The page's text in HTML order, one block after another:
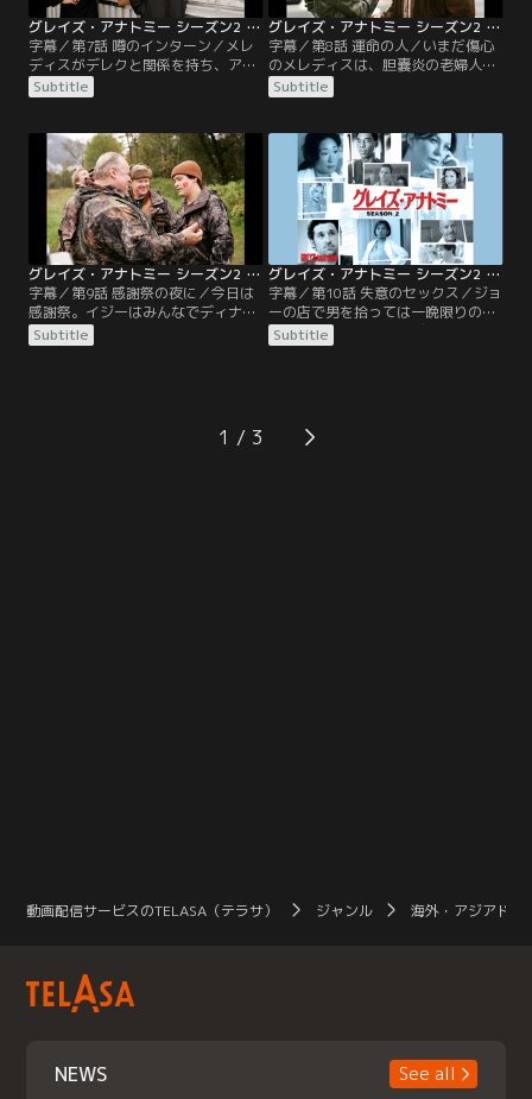
グレイズ・アナトミー シーズン2 第07話／字幕
字幕／第7話 噂のインターン／メレ
ディスがデレクと関係を持ち、アデ
ィソンが現れて捨てられた事を、今
や病院中の人間が知っていた。冷や
えるメレディス。クリスティーナと
イジーは彼女を励まそうと、精神科
からシェーンという男性患者を「盗
んで」来る。彼は妊婦のごとく腹が
膨らんでいた。
Subtitle
グレイズ・アナトミー シーズン2 第08話／字幕
字幕／第8話 運命の人／いまだ傷心
のメレディスは、胆嚢炎の老婦人エ
ズミを担当する。エズミと夫ジェド
はまさにオシドリ夫婦だったが、エ
2人はそれぞれ互いを思いやり、事
実を知らせないようメレディスに頼
む。メレディスは医師の務めとして
エズミに告知するが、本人には知ら
せていないとジェドに嘘をつく。
Subtitle
グレイズ・アナトミー シーズン2 第09話／字幕
字幕／第9話 感謝祭の夜に／今日は
感謝祭。イジーはみんなでディナー
を作って祝おうと張り切るが、そん
な気分になれないメレディスは仕事
ンに今夜セックスしようと持ちかけ
られ戸惑うデレクも。他の病院から
Subtitle
グレイズ・アナトミー シーズン2 第10話／字幕
字幕／第10話 失意のセックス／ジョ
ーの店で男を拾っては一晩限りの情
事を楽しんでいるメレディス。とこ
ろが今回の相手スティーブがペニス
処置を試すが効果なく、残る可能性
は神経の問題だとデレクが呼ばれ
Subtitle
1
動画配信サービスのTELASA（テラサ） ジャンル 海外・アジアドラ
NEWS See all